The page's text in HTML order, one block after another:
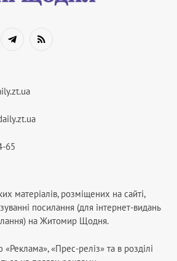
TelegramRSS
65
матеріалів, розміщених на сайті,
посилання (для інтернет-видань
на Житомир Щодня.
«Прес-реліз» та в розділі